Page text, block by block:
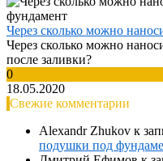
Через сколько можно
Через сколько можно
после заливки?
0
18.05.2020
Свежие комментарии
Alexandr Zhukov к
подушки под